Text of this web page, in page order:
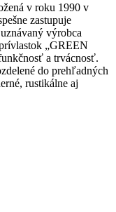
v roku 1990 v
zastupuje
výrobca
„GREEN
a trvácnosť.
do prehľadných
rustikálne aj